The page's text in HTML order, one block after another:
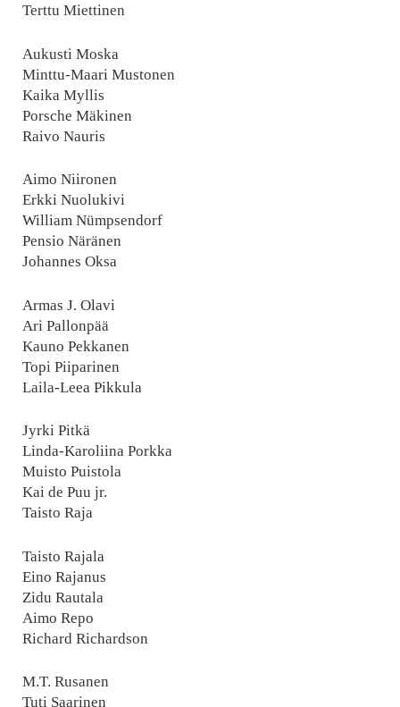
Terttu Miettinen
Aukusti Moska
Minttu-Maari Mustonen
Kaika Myllis
Porsche Mäkinen
Raivo Nauris
Aimo Niironen
Erkki Nuolukivi
William Nümpsendorf
Pensio Näränen
Johannes Oksa
Armas J. Olavi
Ari Pallonpää
Kauno Pekkanen
Topi Piiparinen
Laila-Leea Pikkula
Jyrki Pitkä
Linda-Karoliina Porkka
Muisto Puistola
Kai de Puu jr.
Taisto Raja
Taisto Rajala
Eino Rajanus
Zidu Rautala
Aimo Repo
Richard Richardson
M.T. Rusanen
Tuti Saarinen